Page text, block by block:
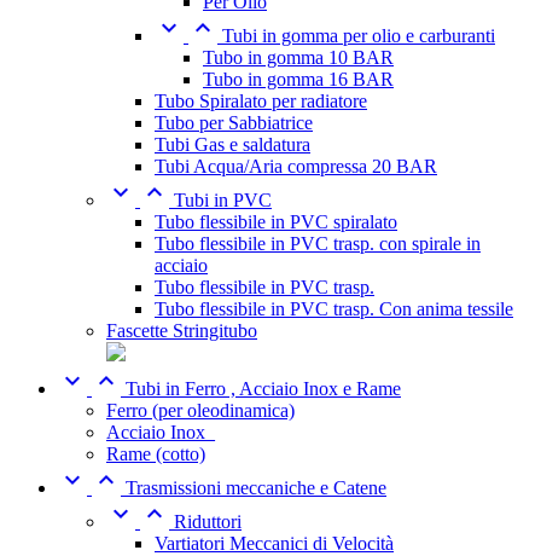
  Tubi in gomma per olio e carburanti
Tubo in gomma 10 BAR
Tubo in gomma 16 BAR
Tubo Spiralato per radiatore
Tubo per Sabbiatrice
Tubi Gas e saldatura
Tubi Acqua/Aria compressa 20 BAR
  Tubi in PVC
Tubo flessibile in PVC spiralato
Tubo flessibile in PVC trasp. con spirale in
acciaio
Tubo flessibile in PVC trasp.
Tubo flessibile in PVC trasp. Con anima tessile
Fascette Stringitubo
  Tubi in Ferro , Acciaio Inox e Rame
Ferro (per oleodinamica)
Acciaio Inox_
Rame (cotto)
  Trasmissioni meccaniche e Catene
  Riduttori
Vartiatori Meccanici di Velocità